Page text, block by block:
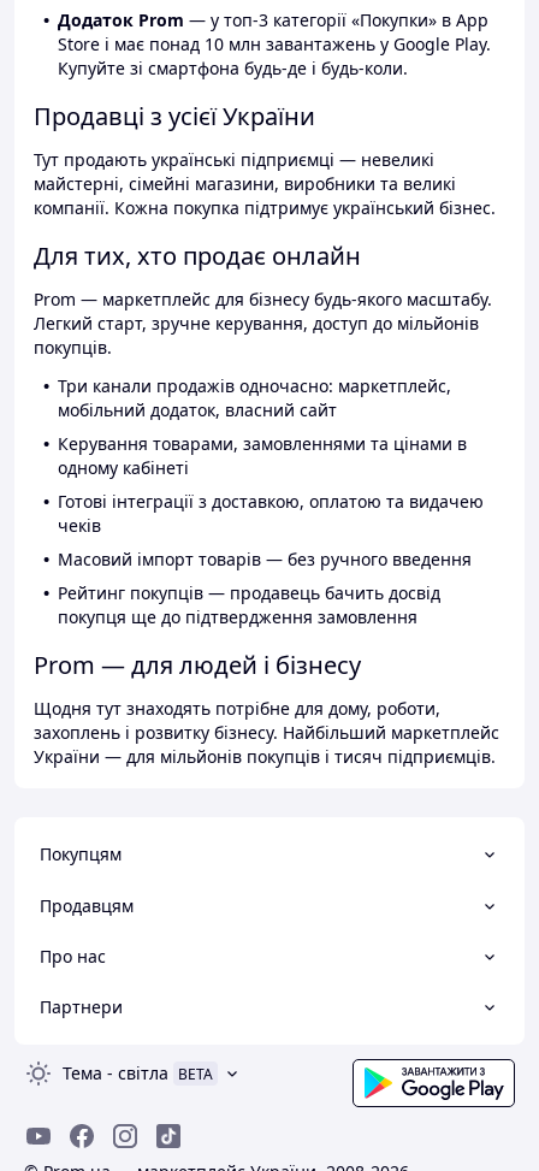
Додаток Prom — у топ-3 категорії «Покупки» в App
Store і має понад 10 млн завантажень у Google Play.
Купуйте зі смартфона будь-де і будь-коли.
Продавці з усієї України
Тут продають українські підприємці — невеликі
майстерні, сімейні магазини, виробники та великі
компанії. Кожна покупка підтримує український бізнес.
Для тих, хто продає онлайн
Prom — маркетплейс для бізнесу будь-якого масштабу.
Легкий старт, зручне керування, доступ до мільйонів
покупців.
Три канали продажів одночасно: маркетплейс,
мобільний додаток, власний сайт
Керування товарами, замовленнями та цінами в
одному кабінеті
Готові інтеграції з доставкою, оплатою та видачею
чеків
Масовий імпорт товарів — без ручного введення
Рейтинг покупців — продавець бачить досвід
покупця ще до підтвердження замовлення
Prom — для людей і бізнесу
Щодня тут знаходять потрібне для дому, роботи,
захоплень і розвитку бізнесу. Найбільший маркетплейс
України — для мільйонів покупців і тисяч підприємців.
Покупцям
Продавцям
Про нас
Партнери
Тема - світла BETA